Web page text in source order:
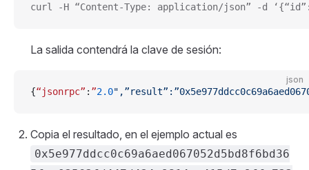
curl -H “Content-Type: application/json” -d
La salida contendrá la clave de sesión:
json
{“jsonrpc” : ”2.0
Copia el resultado, en el ejemplo actual es
0x5e977ddcc0c69a6aed067052d5bd8f6bd36